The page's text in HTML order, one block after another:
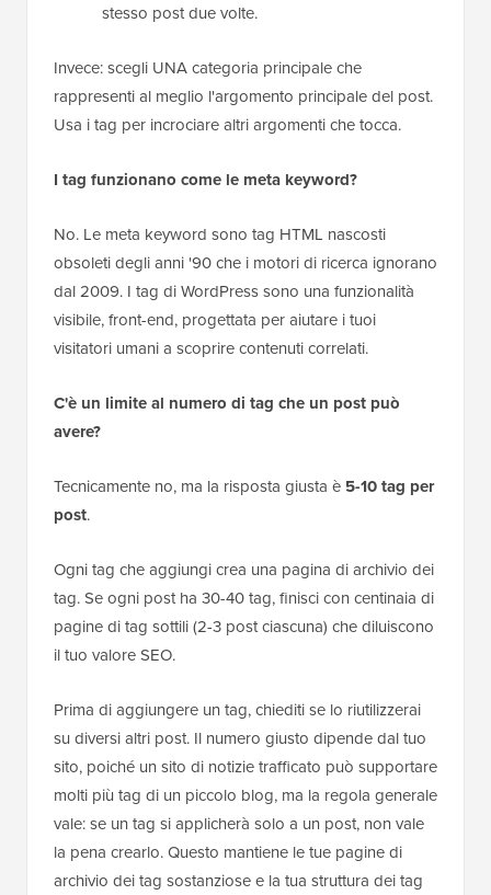
stesso post due volte.
Invece: scegli UNA categoria principale che
rappresenti al meglio l'argomento principale del post.
Usa i tag per incrociare altri argomenti che tocca.
I tag funzionano come le meta keyword?
No. Le meta keyword sono tag HTML nascosti
obsoleti degli anni '90 che i motori di ricerca ignorano
dal 2009. I tag di WordPress sono una funzionalità
visibile, front-end, progettata per aiutare i tuoi
visitatori umani a scoprire contenuti correlati.
C'è un limite al numero di tag che un post può
avere?
Tecnicamente no, ma la risposta giusta è 5-10 tag per
post.
Ogni tag che aggiungi crea una pagina di archivio dei
tag. Se ogni post ha 30-40 tag, finisci con centinaia di
pagine di tag sottili (2-3 post ciascuna) che diluiscono
il tuo valore SEO.
Prima di aggiungere un tag, chiediti se lo riutilizzerai
su diversi altri post. Il numero giusto dipende dal tuo
sito, poiché un sito di notizie trafficato può supportare
molti più tag di un piccolo blog, ma la regola generale
vale: se un tag si applicherà solo a un post, non vale
la pena crearlo. Questo mantiene le tue pagine di
archivio dei tag sostanziose e la tua struttura dei tag